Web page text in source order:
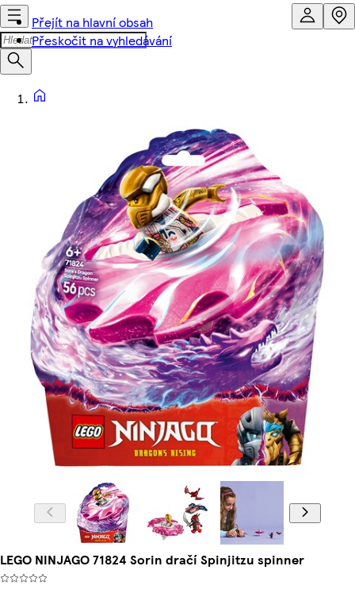
Přejít na hlavní obsah
Přeskočit na vyhledávání
LEGO NINJAGO 71824 Sorin dračí Spinjitzu spinner